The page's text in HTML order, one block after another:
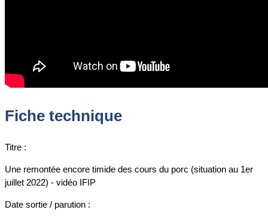
Fiche technique
Titre :
Une remontée encore timide des cours du porc (situation au 1er
juillet 2022) - vidéo IFIP
Date sortie / parution :